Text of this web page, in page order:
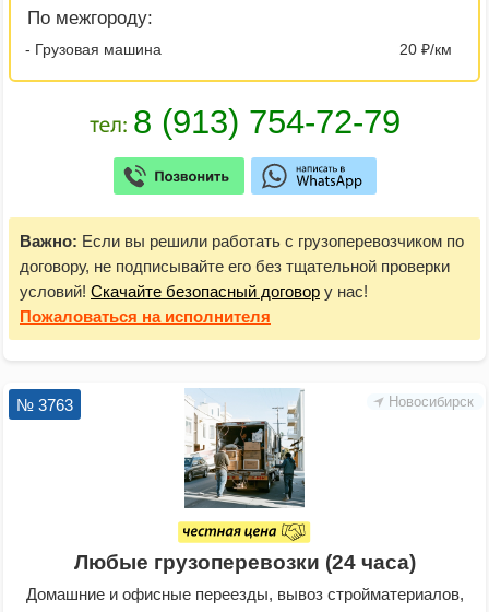
По межгороду:
- Грузовая машина 20 ₽/км
Важно: Если вы решили работать с грузоперевозчиком по
договору, не подписывайте его без тщательной проверки
условий! Скачайте безопасный договор у нас!
Пожаловаться на исполнителя
Новосибирск
№ 3763
Любые грузоперевозки (24 часа)
Домашние и офисные переезды, вывоз стройматериалов,